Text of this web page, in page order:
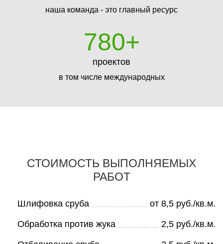
наша команда - это главный ресурс
780+
проектов
в том числе международных
СТОИМОСТЬ ВЫПОЛНЯЕМЫХ
РАБОТ
Шлифовка сруба от 8,5 руб./кв.м.
Обработка против жука 2,5 руб./кв.м.